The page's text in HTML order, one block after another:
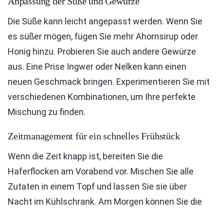
Die Süße kann leicht angepasst werden. Wenn Sie
es süßer mögen, fügen Sie mehr Ahornsirup oder
Honig hinzu. Probieren Sie auch andere Gewürze
aus. Eine Prise Ingwer oder Nelken kann einen
neuen Geschmack bringen. Experimentieren Sie mit
verschiedenen Kombinationen, um Ihre perfekte
Mischung zu finden.
Zeitmanagement für ein schnelles Frühstück
Wenn die Zeit knapp ist, bereiten Sie die
Haferflocken am Vorabend vor. Mischen Sie alle
Zutaten in einem Topf und lassen Sie sie über
Nacht im Kühlschrank. Am Morgen können Sie die